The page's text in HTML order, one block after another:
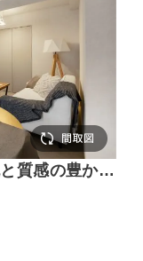
質感の豊かな